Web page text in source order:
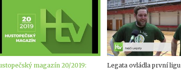
magazín 20/2019:
Legata ovládla první ligu